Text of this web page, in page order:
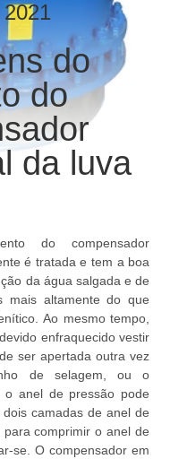
do
do
da luva
do compensador
é tratada e tem a boa
da água salgada e de
altamente do que
Ao mesmo tempo,
enfraquecido vestir
ser apertada outra vez
de selagem, ou o
o anel de pressão pode
camadas de anel de
comprimir o anel de
se. O compensador em